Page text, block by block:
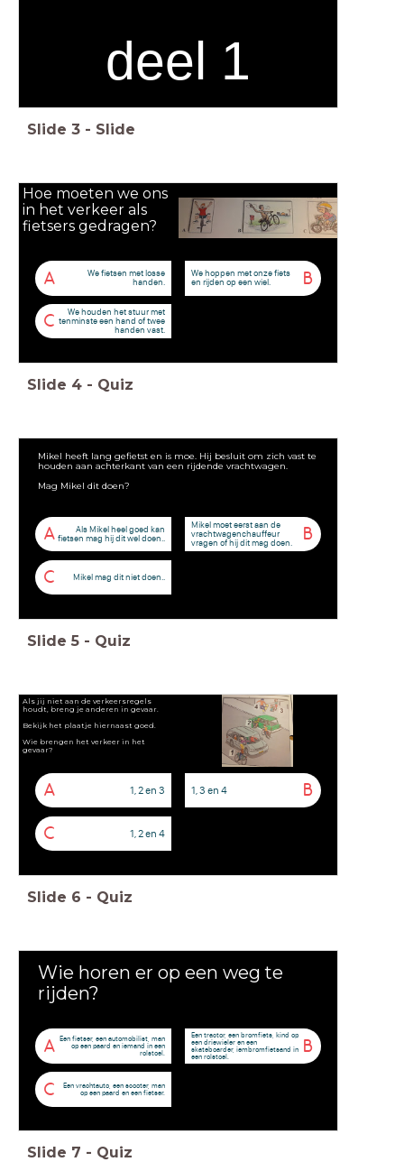
deel 1
Slide 3 - Slide
Hoe moeten we ons
in het verkeer als
fietsers gedragen?
A
We fietsen met losse
handen.
B
We hoppen met onze fiets
en rijden op een wiel.
C
We houden het stuur met
tenminste een hand of twee
handen vast.
Slide 4 - Quiz
Mikel heeft lang gefietst en is moe. Hij besluit om zich vast te
houden aan achterkant van een rijdende vrachtwagen.
Mag Mikel dit doen?
A
Als Mikel heel goed kan
fietsen mag hij dit wel doen..
B
Mikel moet eerst aan de
vrachtwagenchauffeur
vragen of hij dit mag doen.
C Mikel mag dit niet doen..
Slide 5 - Quiz
Als jij niet aan de verkeersregels
houdt, breng je anderen in gevaar.
Bekijk het plaatje hiernaast goed.
Wie brengen het verkeer in het
gevaar?
A 1, 2 en 3 B
1, 3 en 4
C 1, 2 en 4
Slide 6 - Quiz
Wie horen er op een weg te
rijden?
A Een fietser, een automobilist, man
op een paard en iemand in een
rolstoel.
B
Een tractor, een bromfiets, kind op
een driewieler en een
skateboarder, iembromfietsand in
een rolstoel.
C
Een vrachtauto, een scooter, man
op een paard en een fietser.
Slide 7 - Quiz